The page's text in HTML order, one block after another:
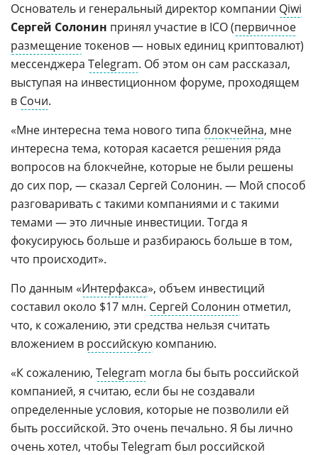
Основатель и генеральный директор компании Qiwi
Сергей Солонин принял участие в ICO (первичное
размещениетокенов — новых единиц криптовалют)
мессенджера Telegram. Об этом он сам рассказал,
выступая на инвестиционном форуме, проходящем
в Сочи.
«Мне интересна тема нового типа блокчейна, мне
интересна тема, которая касается решения ряда
вопросов на блокчейне, которые не были решены
до сих пор, — сказал Сергей Солонин. — Мой способ
разговаривать с такими компаниями и с такими
темами — это личные инвестиции. Тогда я
фокусируюсь больше и разбираюсь больше в том,
что происходит».
По данным «Интерфакса», объем инвестиций
составил около $17 млн. Сергей Солонин отметил,
что, к сожалению, эти средства нельзя считать
вложением в российскую компанию.
«К сожалению, Telegram могла бы быть российской
компанией, я считаю, если бы не создавали
определенные условия, которые не позволили ей
быть российской. Это очень печально. Я бы лично
очень хотел, чтобы Telegram был российской